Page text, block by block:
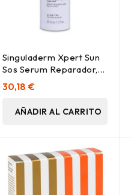
Singuladerm Xpert Sun
Sos Serum Reparador,
30 Ml
30,18 €
AÑADIR AL CARRITO